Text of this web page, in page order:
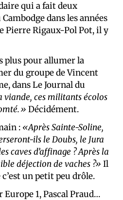
qui a fait deux
dans les années
Pierre Rigaux-Pol Pot, il y
plus pour allumer la
du groupe de Vincent
dans Le Journal du
viande, ces militants écolos
Décidément.
: «Après Sainte-Soline,
ils le Doubs, le Jura
caves d’affinage ? Après la
déjection de vaches ?» Il
un petit peu drôle.
1, Pascal Praud…